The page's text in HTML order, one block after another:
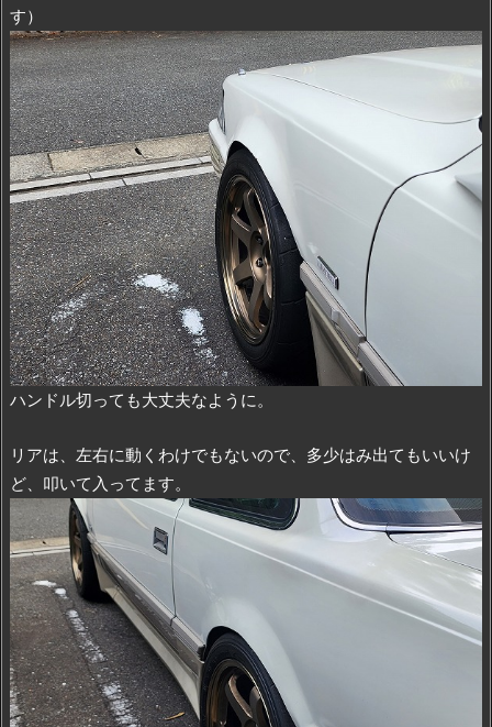
す）
ハンドル切っても大丈夫なように。
リアは、左右に動くわけでもないので、多少はみ出てもいいけ
ど、叩いて入ってます。